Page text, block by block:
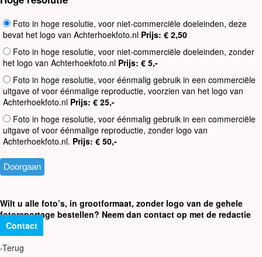
Foto in hoge resolutie, voor niet-commerciële doeleinden, deze
bevat het logo van Achterhoekfoto.nl Prijs: € 2,50
Foto in hoge resolutie, voor niet-commerciële doeleinden, zonder
het logo van Achterhoekfoto.nl Prijs: € 5,-
Foto in hoge resolutie, voor éénmalig gebruik in een commerciële
uitgave of voor éénmalige reproductie, voorzien van het logo van
Achterhoekfoto.nl Prijs: € 25,-
Foto in hoge resolutie, voor éénmalig gebruik in een commerciële
uitgave of voor éénmalige reproductie, zonder logo van
Achterhoekfoto.nl. Prijs: € 50,-
Wilt u alle foto’s, in grootformaat, zonder logo van de gehele
fotoreportage bestellen? Neem dan contact op met de redactie
Contact
-Terug